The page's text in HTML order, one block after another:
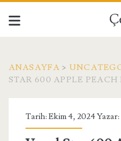
ANASAYFA >
STAR 600 APPLE PEACH
Tarih: Ekim 4, 2024 Yazar: